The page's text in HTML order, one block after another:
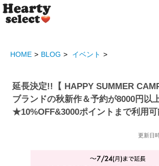
HOME BLOG イベント
延長決定!!【 HAPPY SUMMER
ブランドの秋新作＆予約が8000円以
★10%OFF&3000ポイントまで利用
更新日